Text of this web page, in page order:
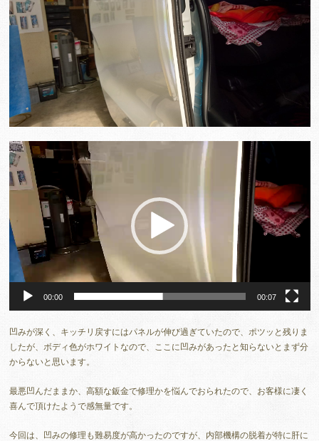
動
画
プ
レ
ヤ
ー
00:00 00:07
凹みが深く、キッチリ戻すにはパネルが伸び過ぎていたので、ポツッと残りま
したが、ボディ色がホワイトなので、ここに凹みがあったと知らないとまず分
からないと思います。
最悪凹んだままか、高額な鈑金で修理かを悩んでおられたので、お客様に凄く
喜んで頂けたようで感無量です。
今回は、凹みの修理も難易度が高かったのですが、内部機構の脱着が特に肝に